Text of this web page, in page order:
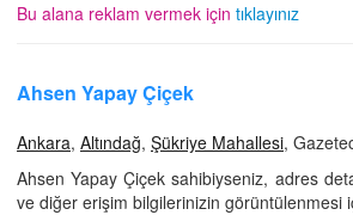
İLETİŞİM
Bu alana reklam vermek için tıklayınız
Ahsen Yapay Çiçek
Ankara, Altındağ, Şükriye Mahallesi,
Ahsen Yapay Çiçek sahibiyseniz, adres
ve diğer erişim bilgilerinizin görüntülenmesi